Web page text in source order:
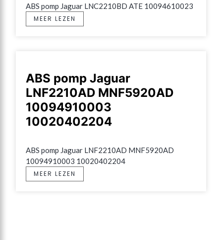
ABS pomp Jaguar LNC2210BD ATE 10094610023
MEER LEZEN
ABS pomp Jaguar
LNF2210AD MNF5920AD
10094910003
10020402204
ABS pomp Jaguar LNF2210AD MNF5920AD
10094910003 10020402204
MEER LEZEN